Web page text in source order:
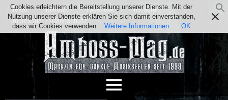
Team Kontakt Facebook
Instagram
Impressum / Datenschutz
Cookies erleichtern die Bereitstellung unserer Dienste. Mit der
Nutzung unserer Dienste erklären Sie sich damit einverstanden,
dass wir Cookies verwenden.
Weitere Informationen OK